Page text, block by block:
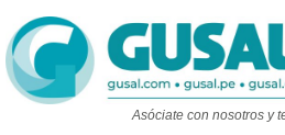
Asóciate con nosotros y